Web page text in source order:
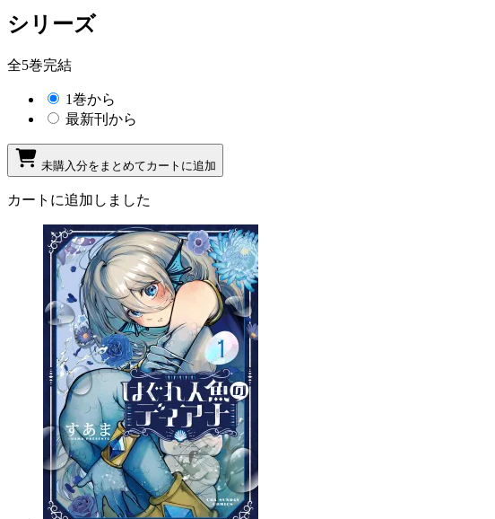
シリーズ
全5巻完結
1巻から
最新刊から
未購入分をまとめてカートに追加
カートに追加しました